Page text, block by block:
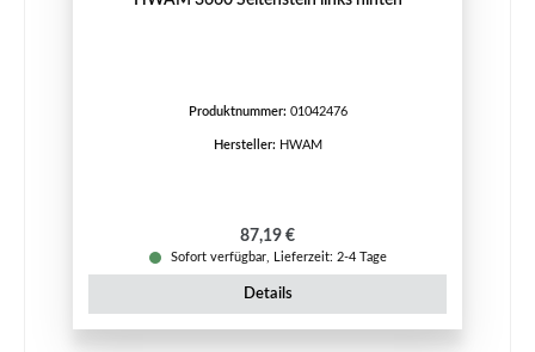
Produktnummer: 01042476
Hersteller: HWAM
Regulärer Preis:
87,19 €
Sofort verfügbar, Lieferzeit: 2-4 Tage
Details